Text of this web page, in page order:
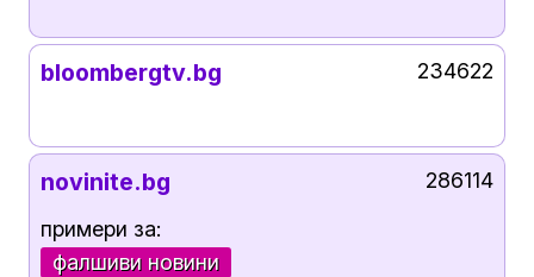
bloombergtv.bg 234622
novinite.bg
примери за:
фалшиви новини
286114